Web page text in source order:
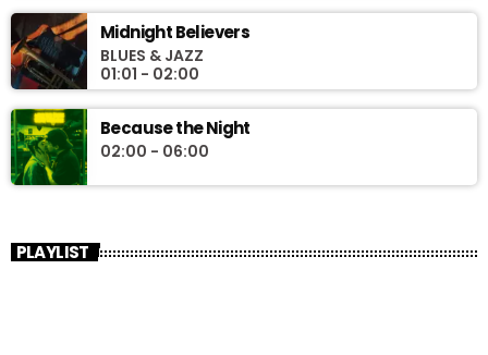
Midnight Believers
BLUES & JAZZ
01:01 - 02:00
Because the Night
02:00 - 06:00
PLAYLIST